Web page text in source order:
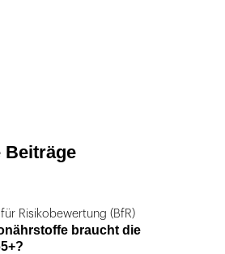
Beiträge
Risikobewertung (BfR)
braucht die